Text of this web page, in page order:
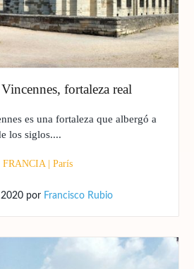
fortaleza real
es una fortaleza que albergó a
los siglos....
FRANCIA| París
por Francisco Rubio